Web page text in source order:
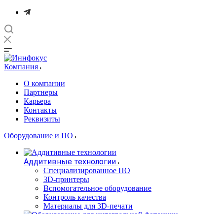
Компания
О компании
Партнеры
Карьера
Контакты
Реквизиты
Оборудование и ПО
Аддитивные технологии
Специализированное ПО
3D-принтеры
Вспомогательное оборудование
Контроль качества
Материалы для 3D-печати